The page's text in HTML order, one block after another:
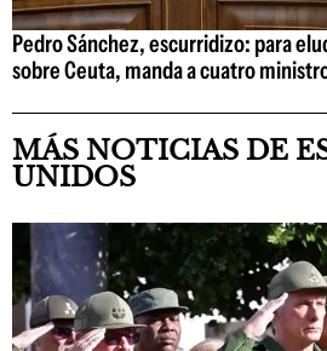
Pedro Sánchez, escurridizo: para
sobre Ceuta, manda a cuatro
MÁS NOTICIAS DE
UNIDOS